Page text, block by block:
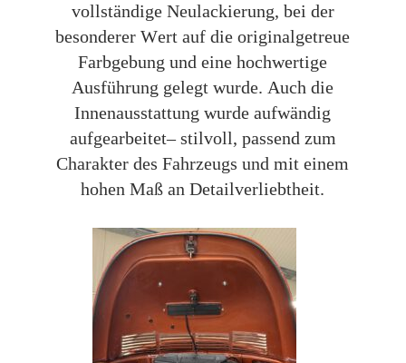
vollständige Neulackierung, bei der
besonderer Wert auf die originalgetreue
Farbgebung und eine hochwertige
Ausführung gelegt wurde. Auch die
Innenausstattung wurde aufwändig
aufgearbeitet– stilvoll, passend zum
Charakter des Fahrzeugs und mit einem
hohen Maß an Detailverliebtheit.